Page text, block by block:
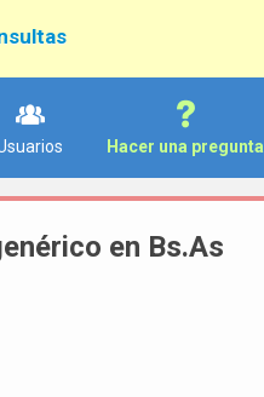
Hacer una pregunta
en Bs.As